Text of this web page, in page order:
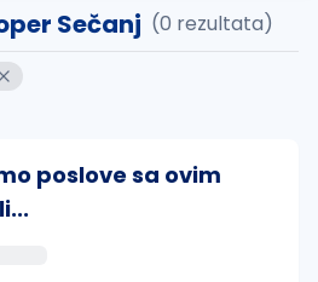
Sečanj (0 rezultata)
poslove sa ovim